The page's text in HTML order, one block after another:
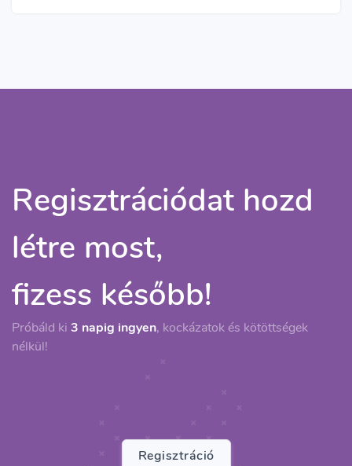
Regisztrációdat hozd
létre most,
fizess később!
Próbáld ki 3 napig ingyen, kockázatok és kötöttségek
nélkül!
Regisztráció